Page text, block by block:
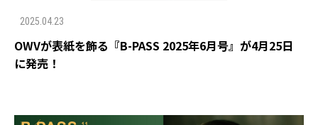
2025.04.23
OWVが表紙を飾る『B-PASS 2025年6月号』が4月25日
に発売！